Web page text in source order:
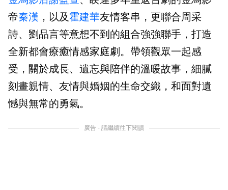
帝秦漢 ，以及霍建華友情客串，更聯合周采
詩、劉品言等意想不到的組合強強聯手，打造
全新都會療癒情感家庭劇。帶領觀眾一起感
受，關於成長、遺忘與陪伴的溫暖故事，細膩
刻畫親情、友情與婚姻的生命交織，和面對遺
憾與無常的勇氣。
廣告 - 請繼續往下閱讀